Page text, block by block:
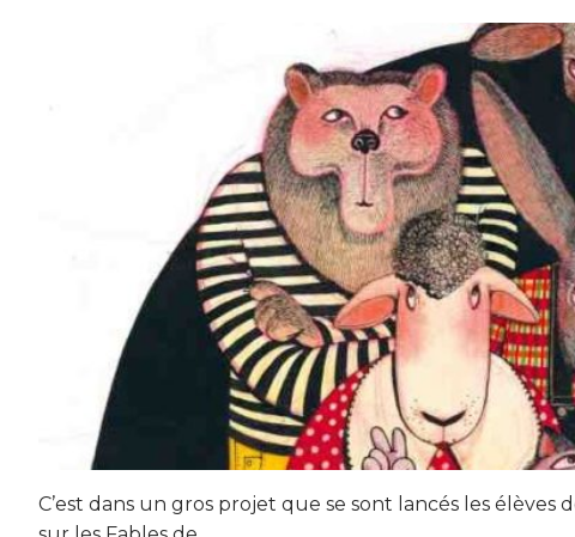
C’est dans un gros projet que se sont lancés les